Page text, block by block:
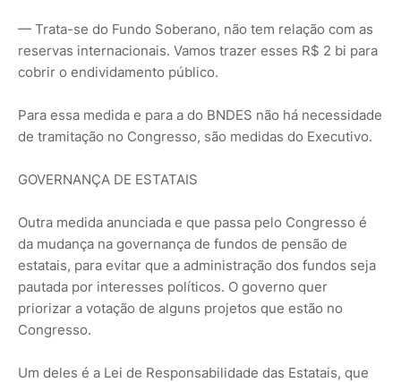
— Trata-se do Fundo Soberano, não tem relação com as
reservas internacionais. Vamos trazer esses R$ 2 bi para
cobrir o endividamento público.
Para essa medida e para a do BNDES não há necessidade
de tramitação no Congresso, são medidas do Executivo.
GOVERNANÇA DE ESTATAIS
Outra medida anunciada e que passa pelo Congresso é
da mudança na governança de fundos de pensão de
estatais, para evitar que a administração dos fundos seja
pautada por interesses políticos. O governo quer
priorizar a votação de alguns projetos que estão no
Congresso.
Um deles é a Lei de Responsabilidade das Estatais, que